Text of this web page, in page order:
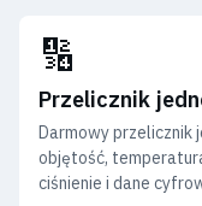
🔢
Przelicznik
Darmowy przelicznik
objętość,
ciśnienie i dane